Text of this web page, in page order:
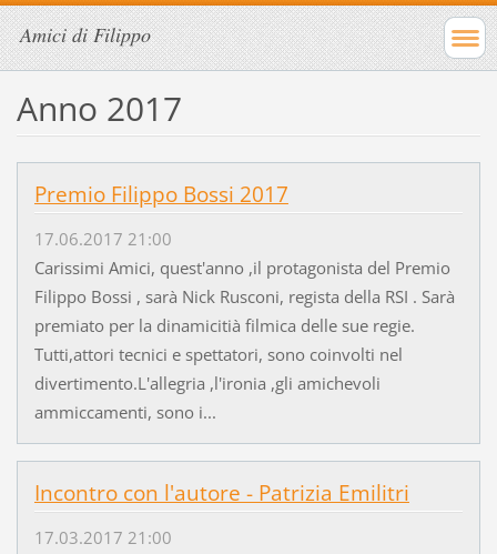
Amici di Filippo
Anno 2017
Premio Filippo Bossi 2017
17.06.2017 21:00
Carissimi Amici, quest'anno ,il protagonista del Premio
Filippo Bossi , sarà Nick Rusconi, regista della RSI . Sarà
premiato per la dinamicitià filmica delle sue regie.
Tutti,attori tecnici e spettatori, sono coinvolti nel
divertimento.L'allegria ,l'ironia ,gli amichevoli
ammiccamenti, sono i...
Incontro con l'autore - Patrizia Emilitri
17.03.2017 21:00